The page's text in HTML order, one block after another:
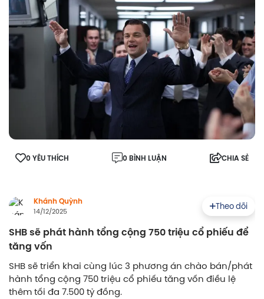
0 YÊU THÍCH 0 BÌNH LUẬN CHIA SẺ
Khánh Quỳnh
14/12/2025
Theo dõi
SHB sẽ phát hành tổng cộng 750 triệu cổ phiếu để
tăng vốn
SHB sẽ triển khai cùng lúc 3 phương án chào bán/phát
hành tổng cộng 750 triệu cổ phiếu tăng vốn điều lệ
thêm tối đa 7.500 tỷ đồng.